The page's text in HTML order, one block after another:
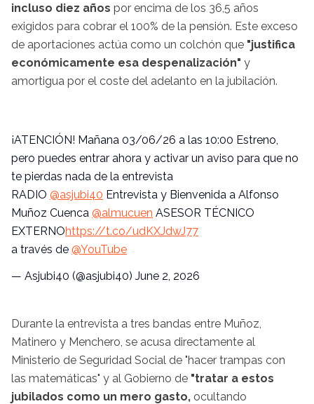
incluso diez años por encima de los 36,5 años
exigidos para cobrar el 100% de la pensión. Este exceso
de aportaciones actúa como un colchón que "justifica
económicamente esa despenalización" y
amortigua por el coste del adelanto en la jubilación.
¡ATENCIÓN! Mañana 03/06/26 a las 10:00 Estreno,
pero puedes entrar ahora y activar un aviso para que no
te pierdas nada de la entrevista
RADIO @asjubi40 Entrevista y Bienvenida a Alfonso
Muñoz Cuenca @almucuen ASESOR TÉCNICO
EXTERNOhttps://t.co/udKXJdwJ77
a través de @YouTube
— Asjubi40 (@asjubi40) June 2, 2026
Durante la entrevista a tres bandas entre Muñoz,
Matinero y Menchero, se acusa directamente al
Ministerio de Seguridad Social de "hacer trampas con
las matemáticas" y al Gobierno de "tratar a estos
jubilados como un mero gasto, ocultando